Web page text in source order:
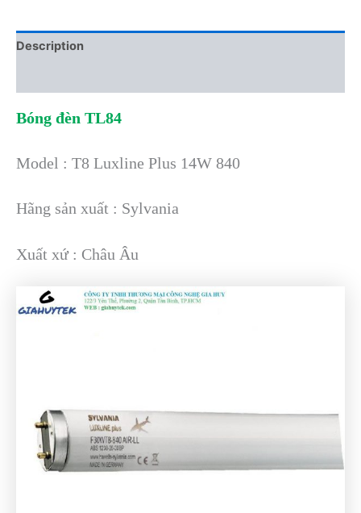
Description
Bóng đèn TL84
Model : T8 Luxline Plus 14W 840
Hãng sản xuất : Sylvania
Xuất xứ : Châu Âu